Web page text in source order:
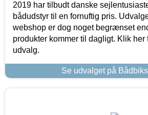
2019 har tilbudt danske
bådudstyr til en fornuftig pris.
webshop er dog noget begrænset
produkter kommer til dagligt. Klik her
udvalg.
Se udvalget på